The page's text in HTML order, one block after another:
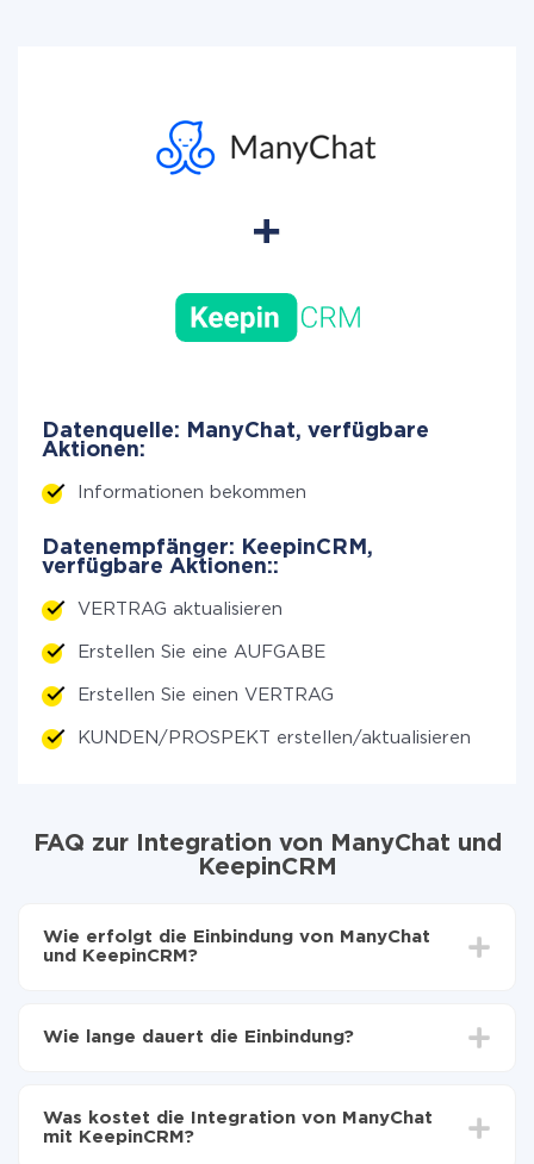
Datenquelle: ManyChat, verfügbare
Aktionen:
Informationen bekommen
Datenempfänger: KeepinCRM,
verfügbare Aktionen::
VERTRAG aktualisieren
Erstellen Sie eine AUFGABE
Erstellen Sie einen VERTRAG
KUNDEN/PROSPEKT erstellen/aktualisieren
FAQ zur Integration von ManyChat und
KeepinCRM
Wie erfolgt die Einbindung von ManyChat
und KeepinCRM?
KeepinCRM zu übertragen
auf KeepinCRM übertragen
Wie lange dauert die Einbindung?
Im Durchschnitt dauert es 10-15 Minuten.
Was kostet die Integration von ManyChat
mit KeepinCRM?